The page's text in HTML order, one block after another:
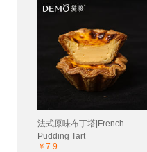
法式原味布丁塔|French
Pudding Tart
￥7.9